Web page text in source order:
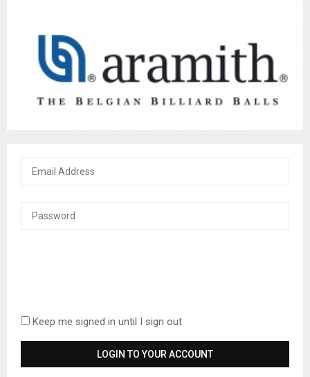
Keep me signed in until I sign out